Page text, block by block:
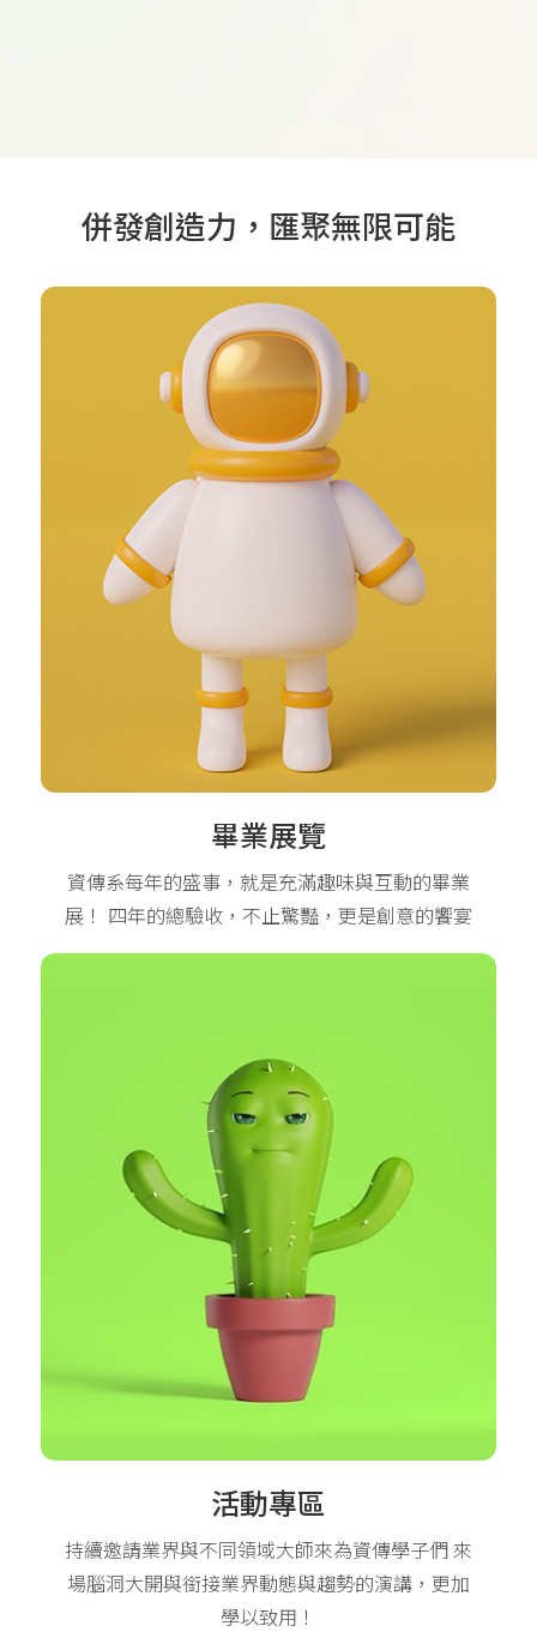
併發創造力，匯聚無限可能
畢業展覽
資傳系每年的盛事，就是充滿趣味與互動的畢業
展！ 四年的總驗收，不止驚豔，更是創意的饗宴
活動專區
持續邀請業界與不同領域大師來為資傳學子們 來
場腦洞大開與銜接業界動態與趨勢的演講，更加
學以致用！